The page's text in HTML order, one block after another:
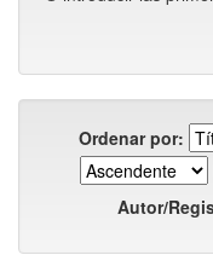
Ordenar por:
Autor/